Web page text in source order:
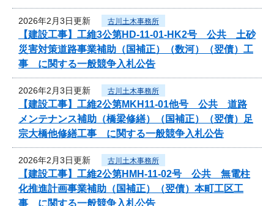
2026年2月3日更新 古川土木事務所
【建設工事】工維3公第HD-11-01-HK2号 公共 土砂
災害対策道路事業補助（国補正）（数河）（翌債）工
事 に関する一般競争入札公告
2026年2月3日更新 古川土木事務所
【建設工事】工維2公第MKH11-01他号 公共 道路
メンテナンス補助（橋梁修繕）（国補正）（翌債）足
宗大橋他修繕工事 に関する一般競争入札公告
2026年2月3日更新 古川土木事務所
【建設工事】工維2公第HMH-11-02号 公共 無電柱
化推進計画事業補助（国補正）（翌債）本町工区工
事 に関する一般競争入札公告